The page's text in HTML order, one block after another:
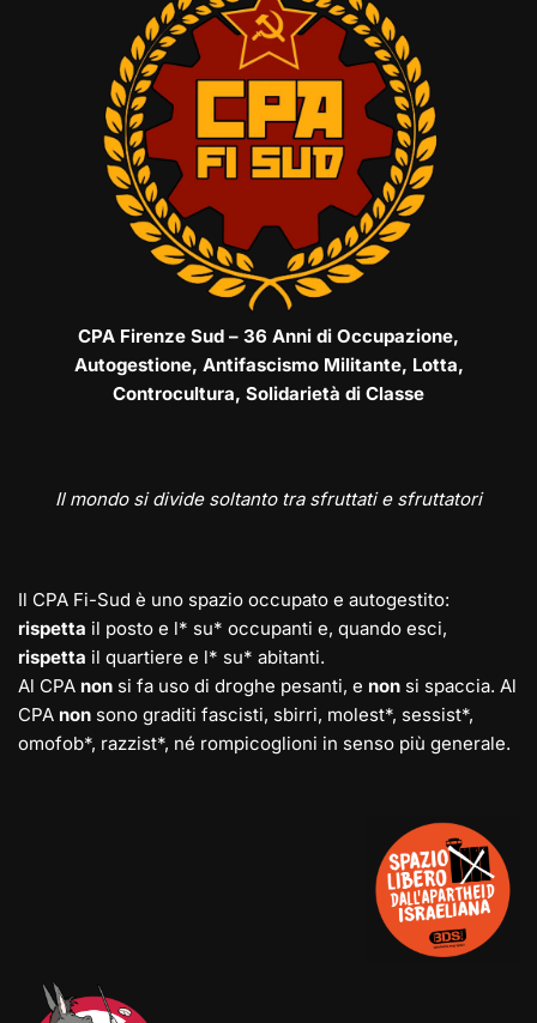
CPA Firenze Sud – 36 Anni di Occupazione,
Autogestione, Antifascismo Militante, Lotta,
Controcultura, Solidarietà di Classe
Il mondo si divide soltanto tra sfruttati e sfruttatori
Il CPA Fi-Sud è uno spazio occupato e autogestito:
rispetta il posto e l* su* occupanti e, quando esci,
rispetta il quartiere e l* su* abitanti.
Al CPA non si fa uso di droghe pesanti, e non si spaccia. Al
CPA non sono graditi fascisti, sbirri, molest*, sessist*,
omofob*, razzist*, né rompicoglioni in senso più generale.